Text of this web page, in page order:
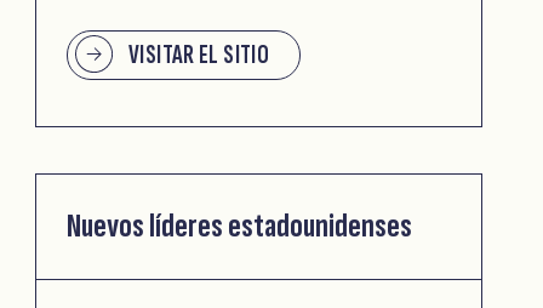
VISITAR EL SITIO
Nuevos líderes estadounidenses